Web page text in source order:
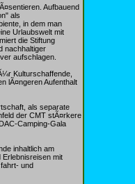
Aufbauend
als
in dem man
Urlaubswelt mit
die Stiftung
nachhaltiger
aufschlagen.
Kulturschaffende,
lÃ¤ngeren Aufenthalt
als separate
der CMT stÃ¤rkere
Camping-Gala
inhaltlich am
mit
und